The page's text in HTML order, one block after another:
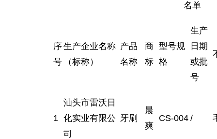
名单
序
号
生产企业名称
（标称）
产品
名称
商
标
型号规
格
生产
日期
或批
号
1
汕头市雷沃日
化实业有限公
司
牙刷
晨
爽
CS-004 /